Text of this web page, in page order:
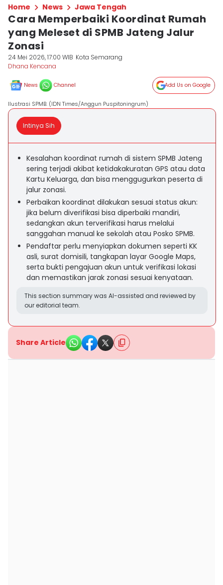
Home News Jawa Tengah
Cara Memperbaiki Koordinat Rumah
yang Meleset di SPMB Jateng Jalur
Zonasi
24 Mei 2026, 17:00 WIB Kota Semarang
Dhana Kencana
News Channel Add Us on Google
Ilustrasi SPMB. (IDN Times/Anggun Puspitoningrum)
Intinya Sih
Kesalahan koordinat rumah di sistem SPMB Jateng
sering terjadi akibat ketidakakuratan GPS atau data
Kartu Keluarga, dan bisa menggugurkan peserta di
jalur zonasi.
Perbaikan koordinat dilakukan sesuai status akun:
jika belum diverifikasi bisa diperbaiki mandiri,
sedangkan akun terverifikasi harus melalui
sanggahan manual ke sekolah atau Posko SPMB.
Pendaftar perlu menyiapkan dokumen seperti KK
asli, surat domisili, tangkapan layar Google Maps,
serta bukti pengajuan akun untuk verifikasi lokasi
dan memastikan jarak zonasi sesuai kenyataan.
This section summary was AI-assisted and reviewed by
our editorial team.
Share Article